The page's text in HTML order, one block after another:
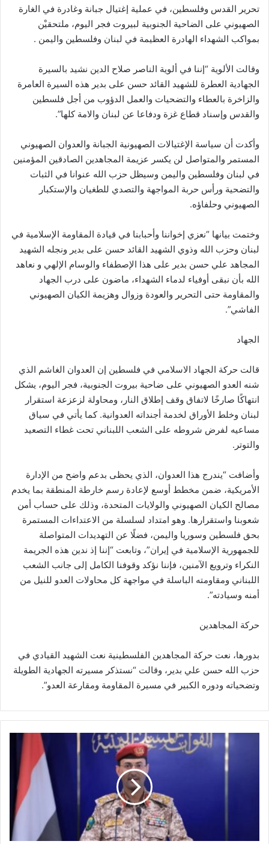
تحرير القدس وفلسطين، في عملية إغتيال جبانة وغادرة في الغارة
الصهيوني على الضاحية الجنوبية لبيروت فجر اليوم، ملتحقيْن
بمواكب الشهداء الهادرة العظيمة في لبنان وفلسطين واليمن .
وقالت الألوية “إننا في ألوية الناصر صلاح الدين نشيد بالسيرة
الجهادية العطرة للشهيد القائد حسن على بدير هذه السيرة العامرة
والزاخرة بالعطاء والتضحيات والعمل الدؤوب من أجل فلسطين
والقدس وإسناد قطاع غزة ودفاعا عن لبنان والامة كلها”.
وأكدت أن سياسة الإغتيالات الصهيونية الجبانة والعدوان الصهيوني
المستمر والمتواصل لن يكسر عزيمة المجاهدين الصادقين المؤمنين
في لبنان وفلسطين واليمن وسيظل حزب الله عنوانا في الثبات
والتضحية ورأس حربة المواجهة والتصدي للطغيان والإستكبار
الصهيوني وحلفاؤه.
وختمت بيانها “نعزي إخواننا وأحبابنا في قيادة المقاومة الإسلامية في
لبنان وحزب الله وذوي الشهيد القائد حسن على بدير ونجله الشهيد
المجاهد علي حسن بدير على هذا الإصطفاء والوسام الإلهي و نعاهد
الله بأن نبقى أوفياء لدماء الشهداء، ماضون على درب الجهاد
والمقاومة حتى التحرير والعودة وزوال وهزيمة الكيان الصهيوني
الفاشي”.
الجهاد
قالت حركة الجهاد الاسلامي في فلسطين إن العدوان الغاشم الذي
شنه العدو الصهيوني على ضاحية بيروت الجنوبية، فجر اليوم، يشكل
انتهاكًا صارخًا لاتفاق وقف إطلاق النار، ومحاولة لزعزعة استقرار
لبنان وخلط الأوراق لخدمة أجنداته العدوانية. كما يأتي في سياق
مساعيه لفرض شروطه على الشعب اللبناني تحت غطاء التصعيد
والتوتر.
وأضافت “يندرج هذا العدوان، الذي يحظى بدعم واضح من الإدارة
الأمريكية، ضمن مخطط أوسع لإعادة رسم خارطة المنطقة بما يخدم
مصالح الكيان الصهيوني والولايات المتحدة، وذلك على حساب أمن
شعوبنا واستقرارها. وهو امتداد لسلسلة من الاعتداءات المستمرة
بحق فلسطين وسوريا واليمن، فضلًا عن التهديدات المتواصلة
للجمهورية الإسلامية في إيران”، وتابعت “إننا إذ ندين هذه الجريمة
النكراء وترويع الآمنين، فإننا نؤكد وقوفنا الكامل إلى جانب الشعب
اللبناني ومقاومته الباسلة في مواجهة كل محاولات العدو للنيل من
أمنه وسيادته”.
حركة المجاهدين
بدورها، نعت حركة المجاهدين الفلسطينية نعت الشهيد القيادي في
حزب الله حسن علي بدير، وقالت “نستذكر مسيرته الجهادية الطويلة
وتضحياته ودوره الكبير في مسيرة المقاومة ومقارعة العدو”.
مُ